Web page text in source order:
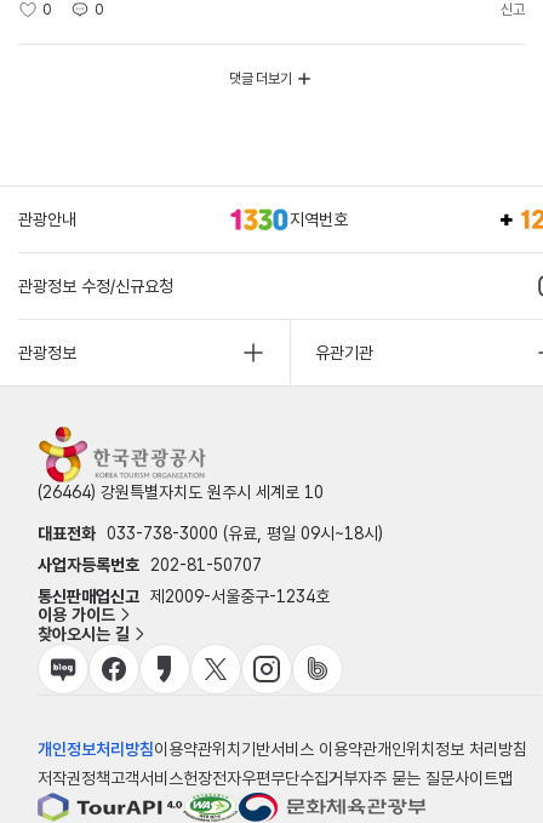
0 0 신고
댓글 더보기
관광안내 지역번호
관광정보 수정/신규요청
관광정보 유관기관
(26464) 강원특별자치도 원주시 세계로 10
대표전화 033-738-3000 (유료, 평일 09시~18시)
사업자등록번호
202-81-50707
통신판매업신고 제2009-서울중구-1234호
이용 가이드
찾아오시는 길
개인정보처리방침이용약관위치기반서비스 이용약관개인위치정보 처리방침
저작권정책고객서비스헌장전자우편무단수집거부자주 묻는 질문사이트맵